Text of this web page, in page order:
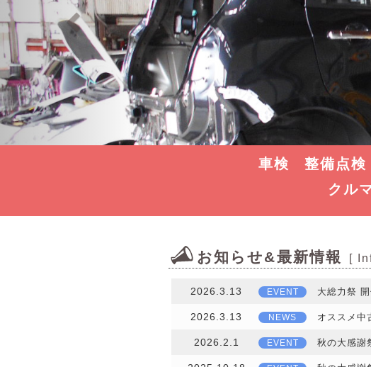
車検 整備点検
クル
お知らせ&最新情報 [
2026.3.13 EVENT 大総力祭
2026.3.13 NEWS オススメ中
2026.2.1 EVENT 秋の大感